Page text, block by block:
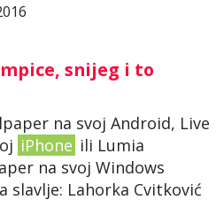
snijeg i to
na svoj Android, Live
iPhone ili Lumia
na svoj Windows
slavlje: Lahorka Cvitković